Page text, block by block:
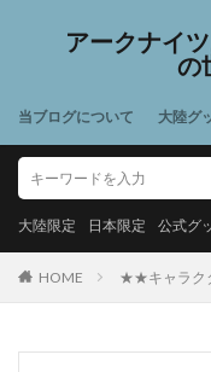
アークナイ
の
当ブログについて 大陸グ
大陸限定 日本限定 公式グ
HOME ★★キャラ